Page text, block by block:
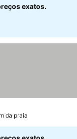
exatos.
da praia